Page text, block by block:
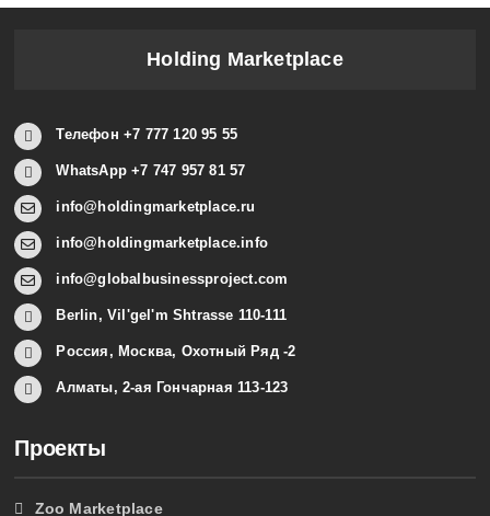
Holding Marketplace
Телефон +7 777 120 95 55
WhatsApp +7 747 957 81 57
info@holdingmarketplace.ru
info@holdingmarketplace.info
info@globalbusinessproject.com
Berlin, Vil'gel'm Shtrasse 110-111
Россия, Москва, Охотный Ряд -2
Алматы, 2-ая Гончарная 113-123
Проекты
Zoo Marketplace